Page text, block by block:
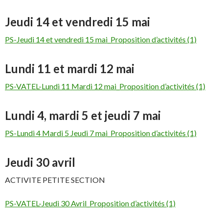
Jeudi 14 et vendredi 15 mai
PS-Jeudi 14 et vendredi 15 mai_Proposition d’activités (1)
Lundi 11 et mardi 12 mai
PS-VATEL-Lundi 11 Mardi 12 mai_Proposition d’activités (1)
Lundi 4, mardi 5 et jeudi 7 mai
PS-Lundi 4 Mardi 5 Jeudi 7 mai_Proposition d’activités (1)
Jeudi 30 avril
ACTIVITE PETITE SECTION
PS-VATEL-Jeudi 30 Avril_Proposition d’activités (1)